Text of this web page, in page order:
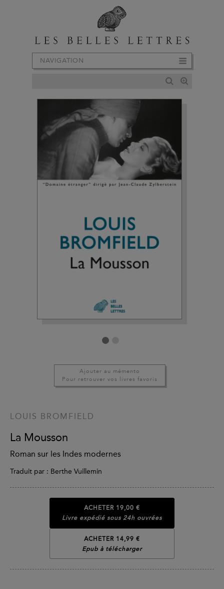
NAVIGATION
Ajouter au mémento
Pour retrouver vos livres favoris
LOUIS BROMFIELD
La Mousson
Roman sur les Indes modernes
Traduit par : Berthe Vuillemin
ACHETER 19,00 €
Livre expédié sous 24h ouvrées
ACHETER 14,99 €
Epub à télécharger